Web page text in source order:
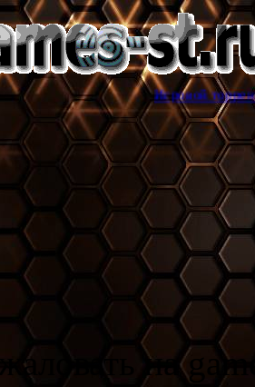
Игровой торрент трекер
на